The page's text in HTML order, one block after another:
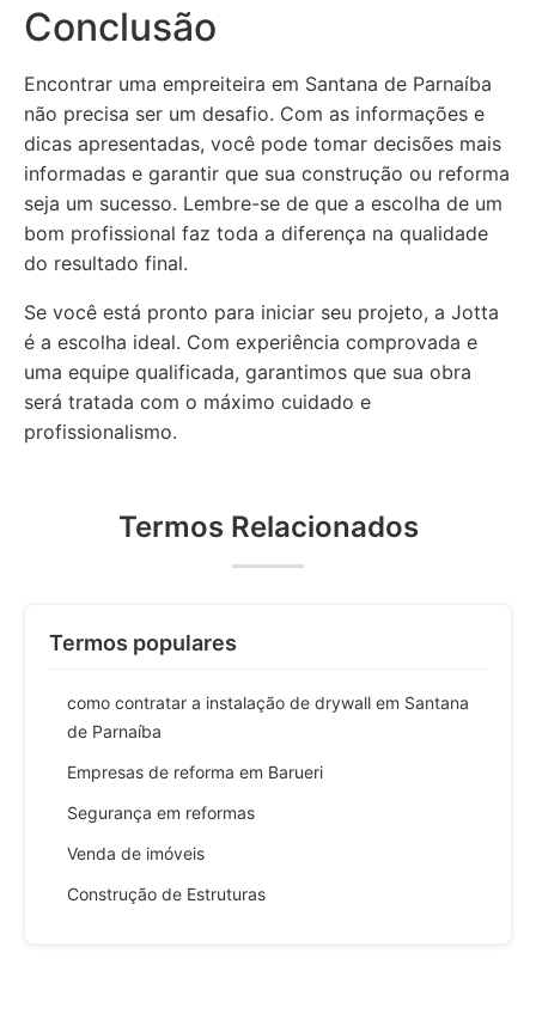
Conclusão
Encontrar uma empreiteira em Santana de Parnaíba
não precisa ser um desafio. Com as informações e
dicas apresentadas, você pode tomar decisões mais
informadas e garantir que sua construção ou reforma
seja um sucesso. Lembre-se de que a escolha de um
bom profissional faz toda a diferença na qualidade
do resultado final.
Se você está pronto para iniciar seu projeto, a Jotta
é a escolha ideal. Com experiência comprovada e
uma equipe qualificada, garantimos que sua obra
será tratada com o máximo cuidado e
profissionalismo.
Termos Relacionados
Termos populares
como contratar a instalação de drywall em Santana
de Parnaíba
Empresas de reforma em Barueri
Segurança em reformas
Venda de imóveis
Construção de Estruturas